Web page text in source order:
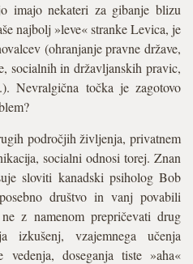
imajo nekateri za gibanje blizu
najbolj »leve« stranke Levica, je
(ohranjanje pravne države,
socialnih in državljanskih pravic,
Nevralgična točka je zagotovo
področjih življenja, privatnem
socialni odnosi torej. Znan
sloviti kanadski psiholog Bob
društvo in vanj povabili
z namenom prepričevati drug
izkušenj, vzajemnega učenja
vedenja, doseganja tiste »aha«